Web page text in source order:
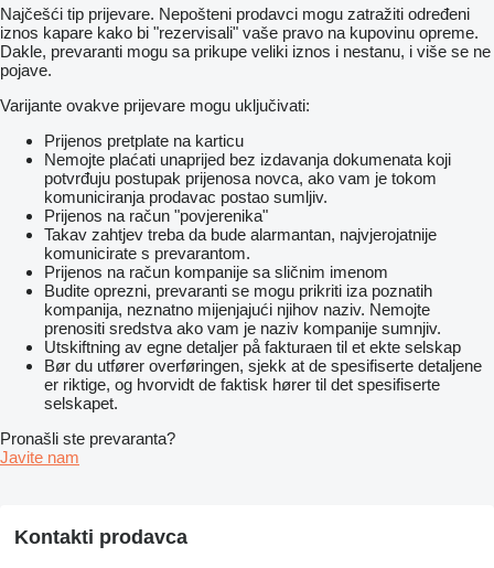
Najčešći tip prijevare. Nepošteni prodavci mogu zatražiti određeni
iznos kapare kako bi "rezervisali" vaše pravo na kupovinu opreme.
Dakle, prevaranti mogu sa prikupe veliki iznos i nestanu, i više se ne
pojave.
Varijante ovakve prijevare mogu uključivati:
Prijenos pretplate na karticu
Nemojte plaćati unaprijed bez izdavanja dokumenata koji
potvrđuju postupak prijenosa novca, ako vam je tokom
komuniciranja prodavac postao sumljiv.
Prijenos na račun "povjerenika"
Takav zahtjev treba da bude alarmantan, najvjerojatnije
komunicirate s prevarantom.
Prijenos na račun kompanije sa sličnim imenom
Budite oprezni, prevaranti se mogu prikriti iza poznatih
kompanija, neznatno mijenjajući njihov naziv. Nemojte
prenositi sredstva ako vam je naziv kompanije sumnjiv.
Utskiftning av egne detaljer på fakturaen til et ekte selskap
Bør du utfører overføringen, sjekk at de spesifiserte detaljene
er riktige, og hvorvidt de faktisk hører til det spesifiserte
selskapet.
Pronašli ste prevaranta?
Javite nam
Kontakti prodavca